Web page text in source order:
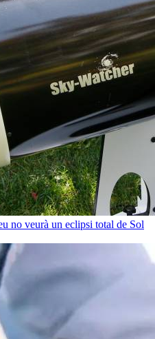
no veurà un eclipsi total de Sol